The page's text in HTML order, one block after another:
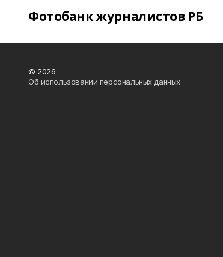
Фотобанк журналистов РБ
© 2026
Об использовании персональных данных